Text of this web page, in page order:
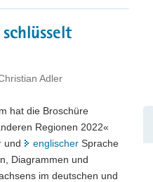
Adler
hat die Broschüre
Regionen 2022«
und englischer Sprache
Diagrammen und
im deutschen und